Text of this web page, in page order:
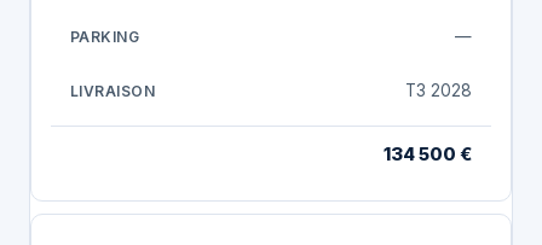
—
T3 2028
134 500 €